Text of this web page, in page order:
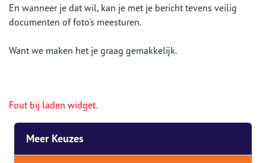
En wanneer je dat wil, kan je met je bericht tevens veilig
documenten of foto's meesturen.
Want we maken het je graag gemakkelijk.
Fout bij laden widget.
Meer Keuzes